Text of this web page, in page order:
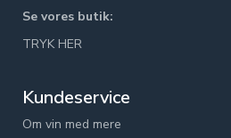
Se vores butik:
TRYK HER
Kundeservice
Om vin med mere